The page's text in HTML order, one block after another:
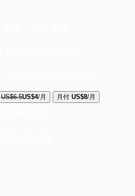
US$6.5US$4/月 月付 US$8/月